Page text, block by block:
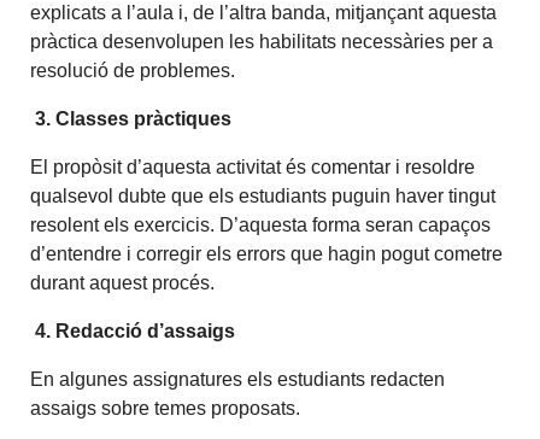
explicats a l’aula i, de l’altra banda, mitjançant aquesta
pràctica desenvolupen les habilitats necessàries per a
resolució de problemes.
3. Classes pràctiques
El propòsit d’aquesta activitat és comentar i resoldre
qualsevol dubte que els estudiants puguin haver tingut
resolent els exercicis. D’aquesta forma seran capaços
d’entendre i corregir els errors que hagin pogut cometre
durant aquest procés.
4. Redacció d’assaigs
En algunes assignatures els estudiants redacten
assaigs sobre temes proposats.